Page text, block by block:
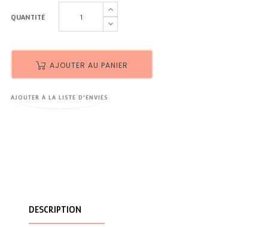
QUANTITÉ
AJOUTER AU PANIER
AJOUTER À LA LISTE D'ENVIES
DESCRIPTION